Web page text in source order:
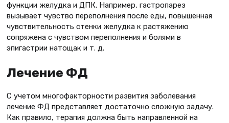
функции желудка и ДПК. Например, гастропарез
вызывает чувство переполнения после еды, повышенная
чувствительность стенки желудка к растяжению
сопряжена с чувством переполнения и болями в
эпигастрии натощак и т. д.
Лечение ФД
С учетом многофакторности развития заболевания
лечение ФД представляет достаточно сложную задачу.
Как правило, терапия должна быть направленной на